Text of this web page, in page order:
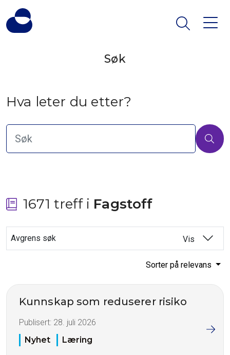
Søk
Hva leter du etter?
1671 treff i Fagstoff
Avgrens søk Vis
Sorter på relevans
Kunnskap som reduserer risiko
Publisert: 28. juli 2026
Nyhet
Læring